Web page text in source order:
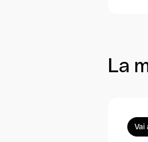
La
Vai